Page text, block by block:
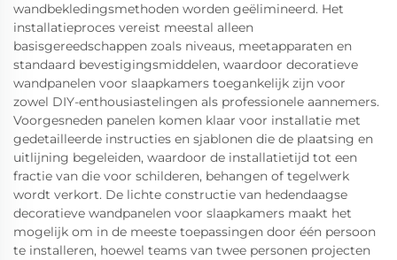
wandbekledingsmethoden worden geëlimineerd. Het
installatieproces vereist meestal alleen
basisgereedschappen zoals niveaus, meetapparaten en
standaard bevestigingsmiddelen, waardoor decoratieve
wandpanelen voor slaapkamers toegankelijk zijn voor
zowel DIY-enthousiastelingen als professionele aannemers.
Voorgesneden panelen komen klaar voor installatie met
gedetailleerde instructies en sjablonen die de plaatsing en
uitlijning begeleiden, waardoor de installatietijd tot een
fractie van die voor schilderen, behangen of tegelwerk
wordt verkort. De lichte constructie van hedendaagse
decoratieve wandpanelen voor slaapkamers maakt het
mogelijk om in de meeste toepassingen door één persoon
te installeren, hoewel teams van twee personen projecten